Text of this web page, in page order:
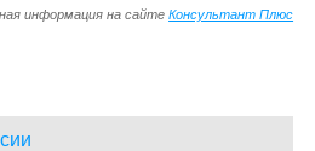
информация на сайтеКонсультант Плюс